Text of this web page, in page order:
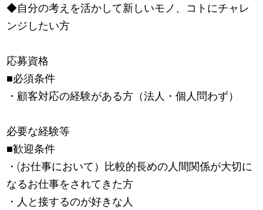
◆自分の考えを活かして新しいモノ、コトにチャレ
ンジしたい方
応募資格
■必須条件
・顧客対応の経験がある方（法人・個人問わず）
必要な経験等
■歓迎条件
・(お仕事において）比較的長めの人間関係が大切に
なるお仕事をされてきた方
・人と接するのが好きな人